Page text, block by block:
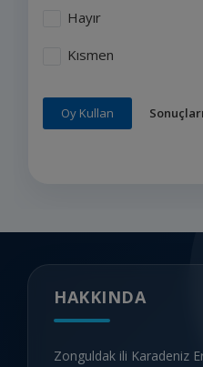
Hayır
Kısmen
Oy Kullan
HAKKINDA
Zonguldak ili Karadeniz